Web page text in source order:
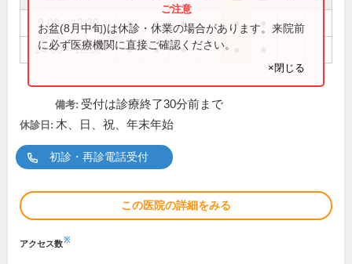
9:00～12:30 ● ● ● ●
14:00～18:00 ● ● ●
お盆(8月中旬)は休診・休業の場合があります。来院前
に必ず医療機関に直接ご確認ください。
×閉じる
備考: 受付は診療終了30分前まで
休診日: 木、日、祝、年末年始
初診・再診電話受付
この医院の詳細をみる
アクセス数※